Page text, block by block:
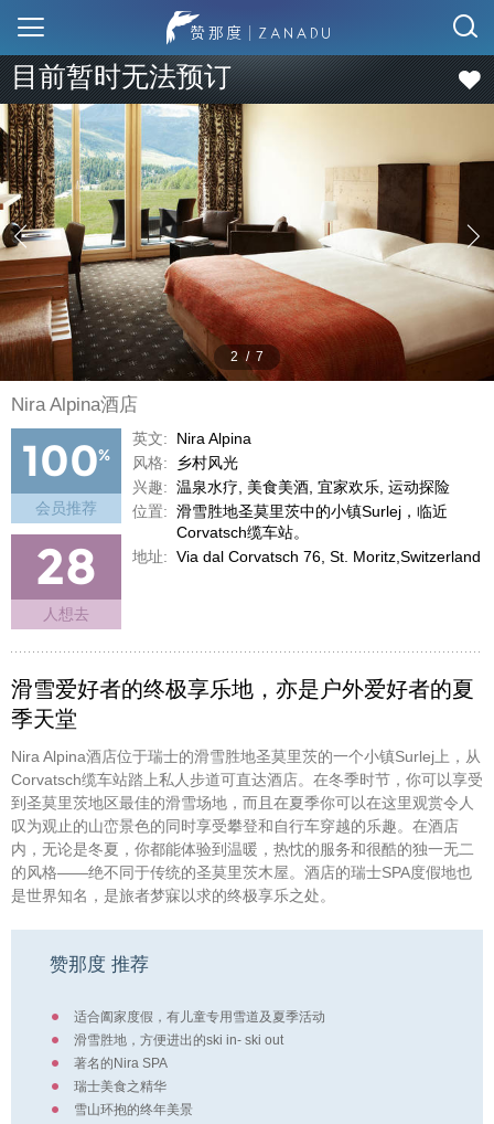
目前暂时无法预订
2 / 7
Nira Alpina酒店
100%
会员推荐
28
人想去
英文:
Nira Alpina
风格:
乡村风光
兴趣: 温泉水疗, 美食美酒, 宜家欢乐, 运动探险
位置: 滑雪胜地圣莫里茨中的小镇Surlej，临近
Corvatsch缆车站。
地址: Via dal Corvatsch 76, St. Moritz,Switzerland
滑雪爱好者的终极享乐地，亦是户外爱好者的夏
季天堂
Nira Alpina酒店位于瑞士的滑雪胜地圣莫里茨的一个小镇Surlej上，从
Corvatsch缆车站踏上私人步道可直达酒店。在冬季时节，你可以享受
到圣莫里茨地区最佳的滑雪场地，而且在夏季你可以在这里观赏令人
叹为观止的山峦景色的同时享受攀登和自行车穿越的乐趣。在酒店
内，无论是冬夏，你都能体验到温暖，热忱的服务和很酷的独一无二
的风格——绝不同于传统的圣莫里茨木屋。酒店的瑞士SPA度假地也
是世界知名，是旅者梦寐以求的终极享乐之处。
赞那度 推荐
适合阖家度假，有儿童专用雪道及夏季活动
滑雪胜地，方便进出的ski in- ski out
著名的Nira SPA
瑞士美食之精华
雪山环抱的终年美景